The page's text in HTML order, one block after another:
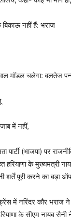
बिकाऊ नहीं हैं: भराज
मॉडल चलेगा: बलतेज
में नहीं,
(भाजपा) पर
के मुख्यमंत्री
शर्तें पूरी करने का बड़ा
में नरिंदर कौर भराज
के सीएम नायब